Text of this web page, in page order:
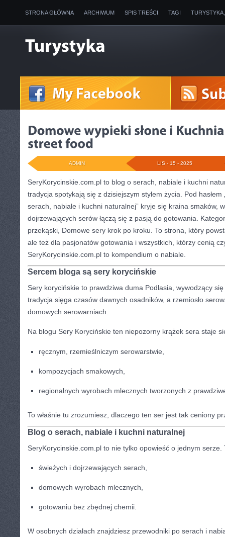
STRONA GŁÓWNA ARCHIWUM SPIS TREŚCI TAGI
LIS - 15 - 2025
ADMIN
SeryKorycinskie.com.pl to blog o serach, nabiale i kuchni
tradycja spotykają się z dzisiejszym stylem życia. Pod hasłem
serach, nabiale i kuchni naturalnej” kryje się kraina smaków,
dojrzewających serów łączą się z pasją do gotowania.
przekąski, Domowe sery krok po kroku. To strona, który
ale też dla pasjonatów gotowania i wszystkich, którzy cenią
SeryKorycinskie.com.pl to kompendium o nabiale.
Sercem bloga są sery korycińskie
Sery korycińskie to prawdziwa duma Podlasia, wywodzący
tradycja sięga czasów dawnych osadników, a rzemiosło
domowych serowarniach.
Na blogu Sery Korycińskie ten niepozorny krążek sera staje
ręcznym, rzemieślniczym serowarstwie,
kompozycjach smakowych,
regionalnych wyrobach mlecznych tworzonych z
To właśnie tu zrozumiesz, dlaczego ten ser jest tak ceniony
Blog o serach, nabiale i kuchni naturalnej
SeryKorycinskie.com.pl to nie tylko opowieść o jednym
świeżych i dojrzewających serach,
domowych wyrobach mlecznych,
gotowaniu bez zbędnej chemii.
W osobnych działach znajdziesz przewodniki po serach i